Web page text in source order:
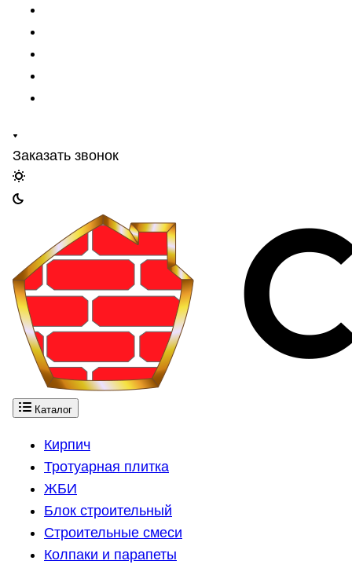
Заказать звонок
Каталог
Кирпич
Тротуарная плитка
ЖБИ
Блок строительный
Строительные смеси
Колпаки и парапеты